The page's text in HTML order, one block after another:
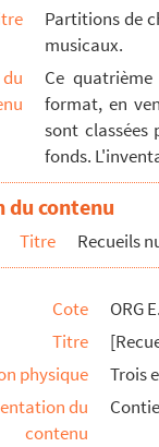
Partitions de
musicaux.
Ce
format, en
sont
fonds.
du contenu
Titre Recueils
Cote
ORG
Titre
physique
Trois
du
contenu